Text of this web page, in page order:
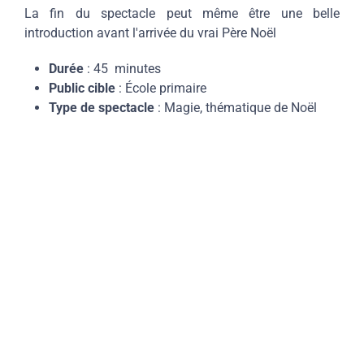
La fin du spectacle peut même être une belle
introduction avant l'arrivée du vrai Père Noël
Durée : 45 minutes
Public cible : École primaire
Type de spectacle : Magie, thématique de Noël